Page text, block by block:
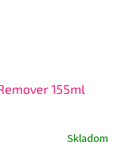
155ml
Skladom